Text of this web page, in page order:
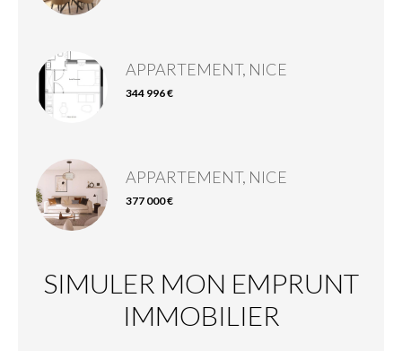
APPARTEMENT, NICE
344 996 €
APPARTEMENT, NICE
377 000 €
SIMULER MON EMPRUNT
IMMOBILIER